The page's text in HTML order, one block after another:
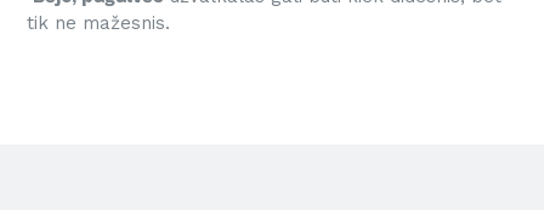
tik ne mažesnis.